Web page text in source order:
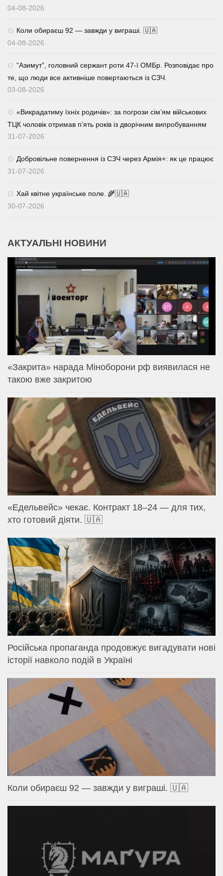
04-08-2026
Коли обираєш 92 — завжди у виграші. 🇺🇦
04-08-2026
⁨”Азимут”, головний сержант роти 47-ї ОМБр. Розповідає про
те, що люди все активніше повертаються із СЗЧ.
03-08-2026
«Викрадатиму їхніх родичів»: за погрози сім’ям військових
ТЦК чоловік отримав п’ять років із дворічним випробуванням
31-07-2026
Добровільне повернення із СЗЧ через Армія+: як це працює
31-07-2026
Хай квітне українське поле. 🌾🇺🇦
30-07-2026
АКТУАЛЬНІ НОВИНИ
«Закрита» нарада Міноборони рф виявилася не
такою вже закритою
«Едельвейс» чекає. Контракт 18–24 — для тих,
хто готовий діяти. 🇺🇦
Російська пропаганда продовжує вигадувати нові
історії навколо подій в Україні
Коли обираєш 92 — завжди у виграші. 🇺🇦